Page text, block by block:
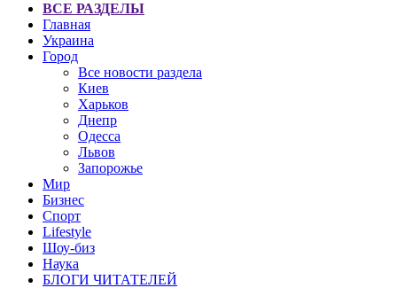
ВСЕ РАЗДЕЛЫ
Главная
Украина
Город
Все новости раздела
Киев
Харьков
Днепр
Одесса
Львов
Запорожье
Мир
Бизнес
Спорт
Lifestyle
Шоу-биз
Наука
БЛОГИ ЧИТАТЕЛЕЙ